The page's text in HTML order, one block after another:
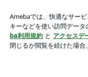
知らせ | 「心に火を灯
シャルブログ
アプリをダウンロードし
ょう。